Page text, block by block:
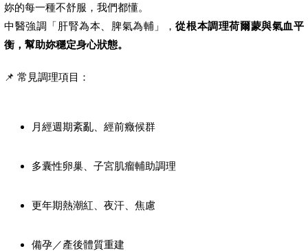
妳的每一種不舒服，我們都懂。
中醫強調「肝腎為本、脾氣為輔」，從根本調理荷爾蒙與氣血平
衡，幫助妳穩定身心狀態。
📌 常見調理項目：
月經週期紊亂、經前癥候群
多囊性卵巢、子宮肌瘤輔助調理
更年期熱潮紅、夜汗、焦慮
備孕／產後體質重建